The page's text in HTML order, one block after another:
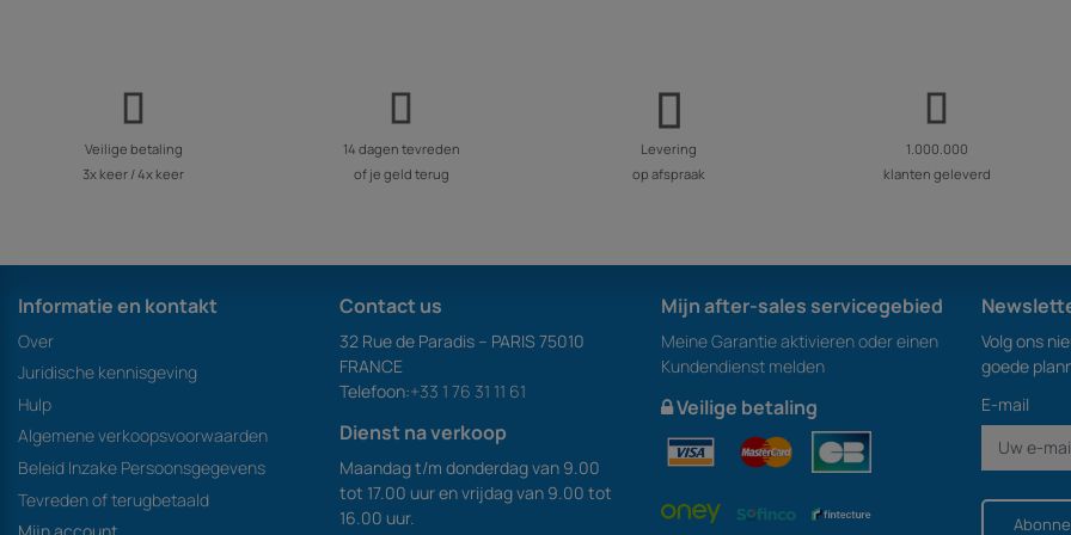
Veilige betaling
3x keer / 4x keer
14 dagen tevreden
of je geld terug
Levering
op afspraak
1.000.000
klanten geleverd
Informatie en kontakt
Over
Juridische kennisgeving
Hulp
Algemene verkoopsvoorwaarden
Beleid Inzake Persoonsgegevens
Tevreden of terugbetaald
Contact us
32 Rue de Paradis – PARIS 75010
FRANCE
Telefoon:+33 1 76 31 11 61
Dienst na verkoop
Maandag t/m donderdag van 9.00
tot 17.00 uur en vrijdag van 9.00 tot
16.00 uur.
Mijn after-sales servicegebied
Meine Garantie aktivieren oder einen
Kundendienst melden
Veilige betaling
Volg ons
goede
E-mail